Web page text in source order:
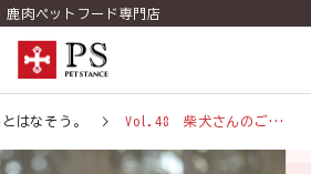
鹿肉ペットフード専門店
はなそう。 Vol.48 柴犬さんのご相談あるある